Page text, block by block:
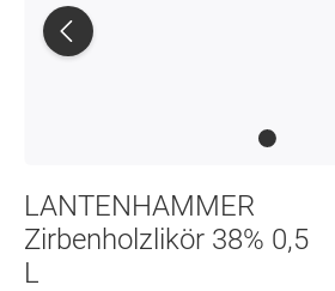
LANTENHAMMER
Zirbenholzlikör 38% 0,5
L